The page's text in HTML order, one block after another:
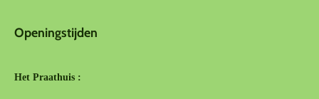
Openingstijden
Het Praathuis :